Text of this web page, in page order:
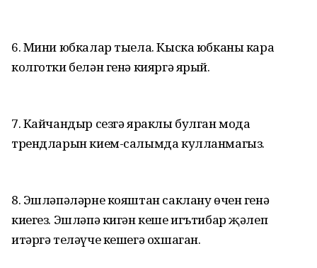
6. Мини юбкалар тыела. Кыска юбканы кара
колготки белән генә кияргә ярый.
7. Кайчандыр сезгә яраклы булган мода
трендларын кием-салымда кулланмагыз.
8. Эшләпәләрне кояштан саклану өчен генә
киегез. Эшләпә кигән кеше игътибар җәлеп
итәргә теләүче кешегә охшаган.